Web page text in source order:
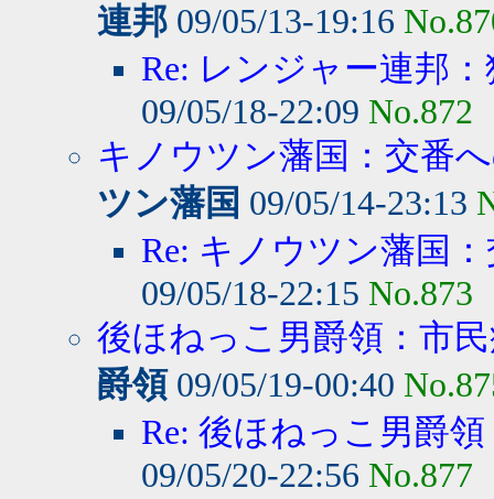
連邦 09/05/13-19:16
Re: レンジャー連邦
09/05/18-22:09 No.872
キノウツン藩国：交番
ツン藩国 09/05/14-23:13
Re: キノウツン藩国
09/05/18-22:15 No.873
後ほねっこ男爵領：市
爵領09/05/19-00:40
Re: 後ほねっこ男爵
09/05/20-22:56 No.877